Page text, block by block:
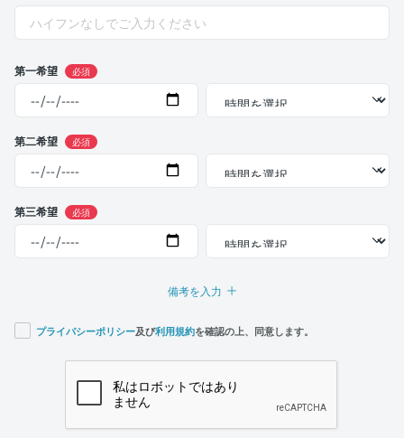
第一希望 必須
第二希望 必須
第三希望 必須
備考を入力
プライバシーポリシー及び利用規約を確認の上、同意します。